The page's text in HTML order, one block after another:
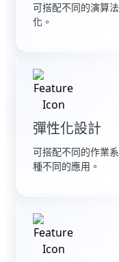
可搭配不同的演算
化。
彈性化設計
可搭配不同的作業
種不同的應用。